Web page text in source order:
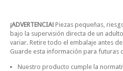
¡ADVERTENCIA! Piezas pequeñas,
bajo la supervisión directa de un
variar. Retire todo el embalaje antes
Guarde esta información para futuras
Nuestro producto cumple la